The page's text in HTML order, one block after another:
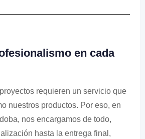
en cada
requieren un servicio que
nuestros productos. Por eso, en
nos encargamos de todo,
hasta la entrega final,